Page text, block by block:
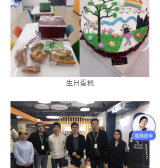
生日蛋糕